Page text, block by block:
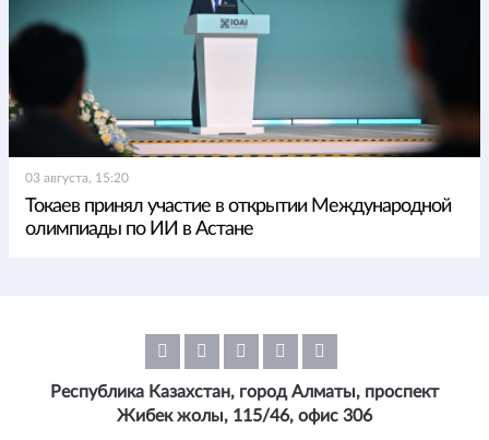
03 августа, 15:20
Токаев принял участие в открытии Международной
олимпиады по ИИ в Астане
Республика Казахстан, город Алматы, проспект
Жибек жолы, 115/46, офис 306